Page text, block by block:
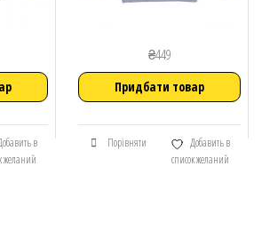
в
желаний
₴449
Придбати товар
Порівняти
Добавить в
список желаний